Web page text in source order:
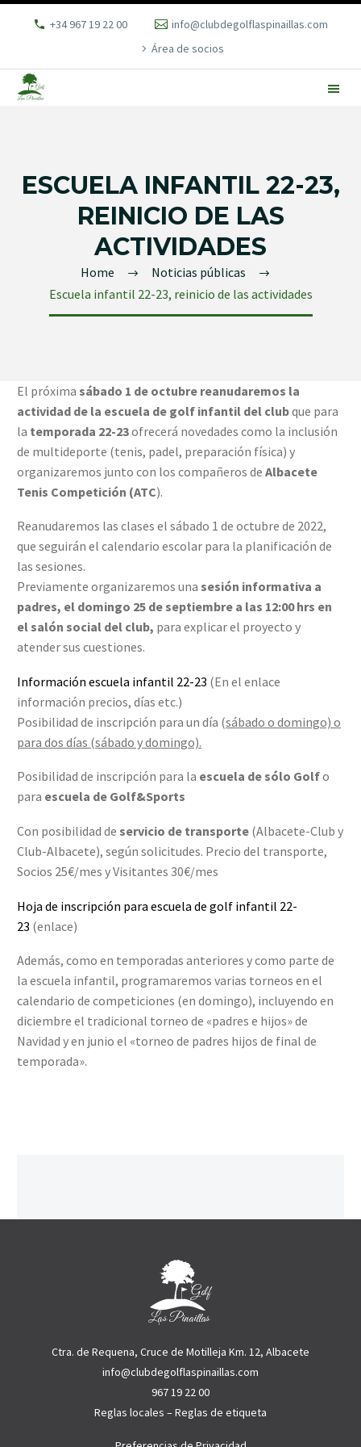
+34 967 19 22 00
info@clubdegolflaspinaillas.com
Área de socios
ESCUELA INFANTIL 22-23,
REINICIO DE LAS
ACTIVIDADES
Home
Noticias públicas
Escuela infantil 22-23, reinicio de las actividades
El próxima sábado 1 de octubre reanudaremos la
actividad de la escuela de golf infantil del clubque para
la temporada 22-23ofrecerá novedades como la inclusión
de multideporte (tenis, padel, preparación física) y
organizaremos junto con los compañeros de Albacete
Tenis Competición (ATC).
Reanudaremos las clases el sábado 1 de octubre de 2022,
que seguirán el calendario escolar para la planificación de
las sesiones.
Previamente organizaremos una sesión informativa a
padres, el domingo 25 de septiembre a las 12:00 hrs en
el salón social del club, para explicar el proyecto y
atender sus cuestiones.
Información escuela infantil 22-23 (En el enlace
información precios, días etc.)
Posibilidad de inscripción para un día (sábado o domingo) o
para dos días (sábado y domingo).
Posibilidad de inscripción para la escuela de sólo Golfo
para escuela de Golf&Sports
Con posibilidad de servicio de transporte (Albacete-Club y
Club-Albacete), según solicitudes. Precio del transporte,
Socios 25€/mes y Visitantes 30€/mes
Hoja de inscripción para escuela de golf infantil 22-
23 (enlace)
Además, como en temporadas anteriores y como parte de
la escuela infantil, programaremos varias torneos en el
calendario de competiciones (en domingo), incluyendo en
diciembre el tradicional torneo de «padres e hijos» de
Navidad y en junio el «torneo de padres hijos de final de
temporada».
Ctra. de Requena, Cruce de Motilleja Km. 12, Albacete
info@clubdegolflaspinaillas.com
967 19 22 00
Reglas locales –Reglas de etiqueta